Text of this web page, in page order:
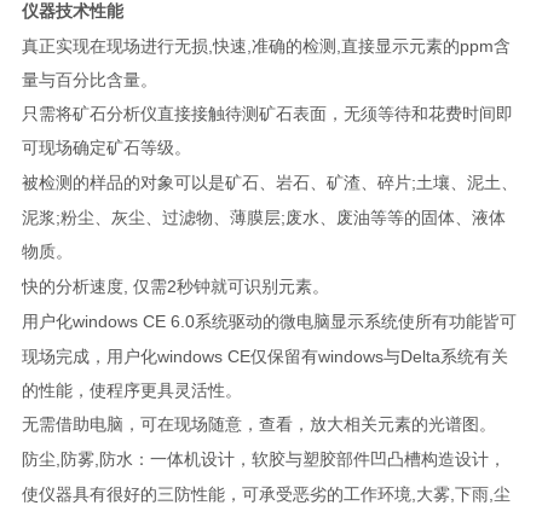
仪器技术性能
真正实现在现场进行无损 ,快速 准确的检测 直接显示元素的ppm含
量与百分比含量。
只需将矿石分析仪直接接触待测矿石表面，无须等待和花费时间即
可现场确定矿石等级。
被检测的样品的对象可以是矿石、岩石、矿渣、碎片;土壤、泥土、
泥浆 ;粉尘、灰尘、过滤物、薄膜层; 废水、废油等等的固体、液体
物质。
快的分析速度, 仅需2秒钟就可识别元素。
用户化windows CE 6.0系统驱动的微电脑显示系统使所有功能皆可
现场完成，用户化windows CE仅保留有windows与Delta系统有关
的性能，使程序更具灵活性。
无需借助电脑，可在现场随意，查看，放大相关元素的光谱图。
防尘 防雾, 防水：一体机设计，软胶与塑胶部件凹凸槽构造设计，
使仪器具有很好的三防性能，可承受恶劣的工作环境 大雾, 下雨, 尘